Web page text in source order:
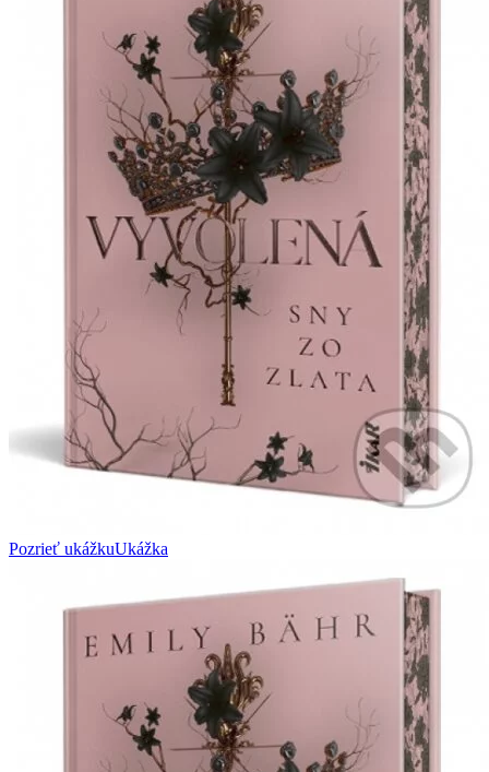
Pozrieť ukážkuUkážka